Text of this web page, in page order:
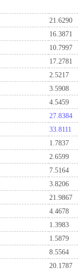
21.6290
16.3871
10.7997
17.2781
2.5217
3.5908
4.5459
27.8384
33.8111
1.7837
2.6599
7.5164
3.8206
21.9867
4.4678
1.3983
1.5879
8.5564
20.1787